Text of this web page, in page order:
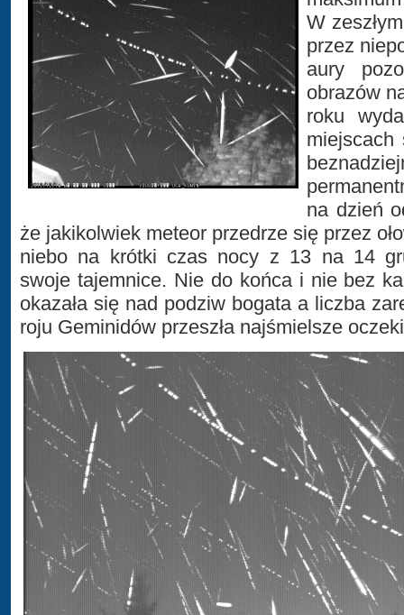
W
przez
aury
obrazów
roku
miejscach
na dzień
że jakikolwiek meteor przedrze się przez
niebo na krótki czas nocy z 13 na 14
swoje tajemnice. Nie do końca i nie bez
okazała się nad podziw bogata a liczba
roju Geminidów przeszła najśmielsze